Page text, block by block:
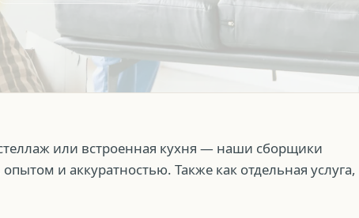
или встроенная кухня — наши сборщики
и аккуратностью. Также как отдельная услуга,